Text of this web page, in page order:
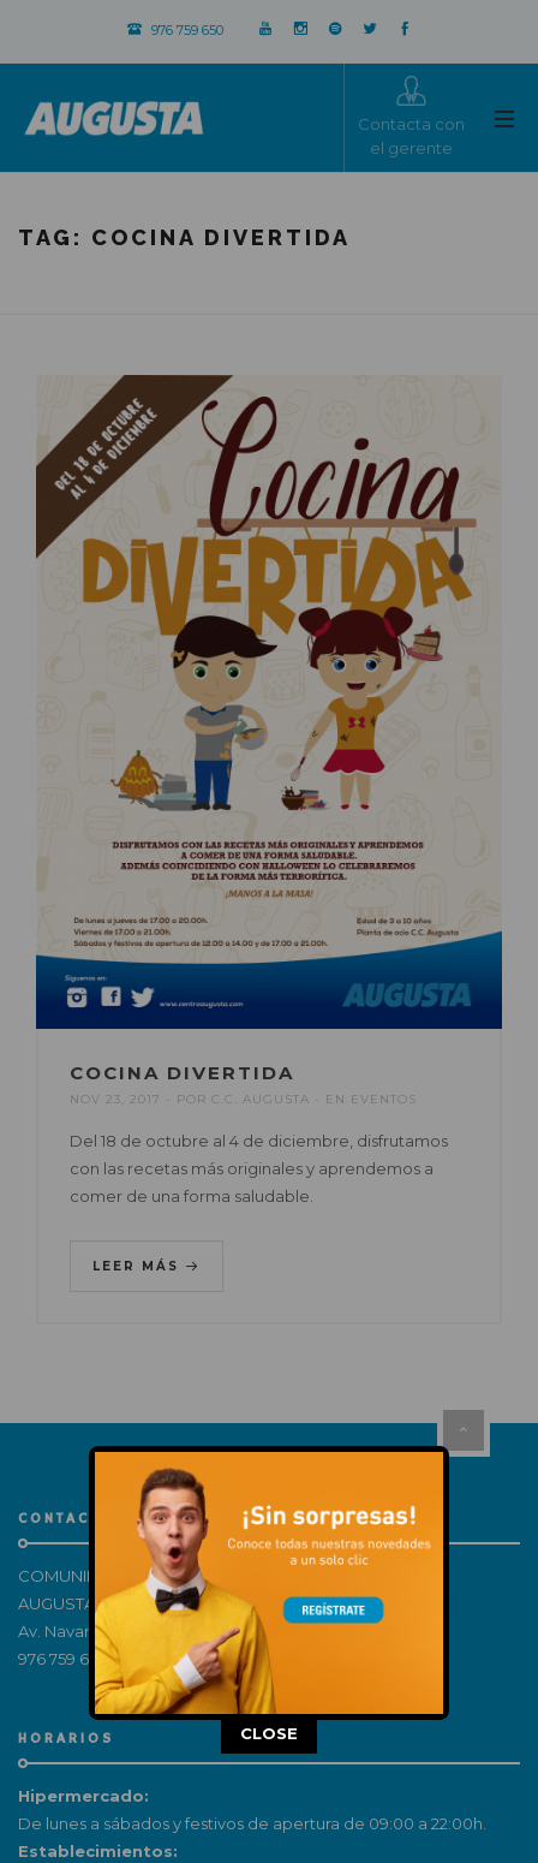
976 759 650
Contacta con
el gerente
TAG: COCINA DIVERTIDA
COCINA DIVERTIDA
NOV 23, 2017 POR C.C. AUGUSTA EN EVENTOS
Del 18 de octubre al 4 de diciembre, disfrutamos
con las recetas más originales y aprendemos a
comer de una forma saludable.
LEER MÁS
CONTACTO
COMUNIDAD DE PROPIETARIOS CENTRO COMERCIAL
AUGUSTA – H81512998
Av. Navarra, 180, 50011 Zaragoza
976 759 650
HORARIOS
Hipermercado:
De lunes a sábados y festivos de apertura de 09:00 a 22:00h.
Establecimientos:
This popup will close in:
CLOSE